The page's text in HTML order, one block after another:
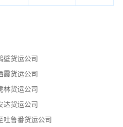
壁货运公司
霞货运公司
林货运公司
达货运公司
吐鲁番货运公司